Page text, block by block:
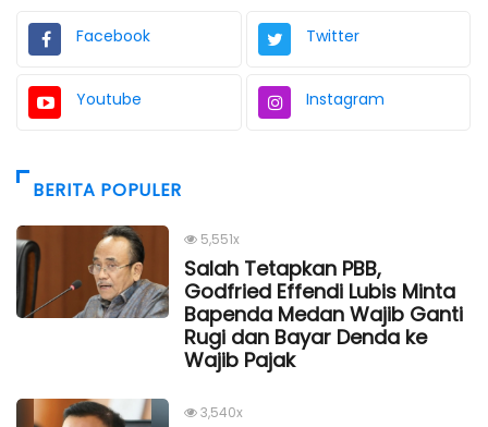
Facebook Twitter
Youtube Instagram
BERITA POPULER
5,551x
Salah Tetapkan PBB,
Godfried Effendi Lubis Minta
Bapenda Medan Wajib Ganti
Rugi dan Bayar Denda ke
Wajib Pajak
3,540x